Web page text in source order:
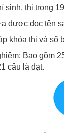
sinh, thi trong
được đọc tên
khóa thi và số
Bao gồm
câu là đạt.